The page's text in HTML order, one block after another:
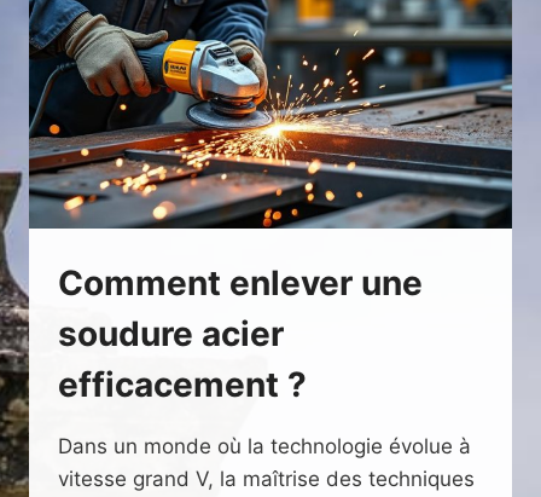
Comment enlever une
soudure acier
efficacement ?
Dans un monde où la technologie évolue à
vitesse grand V, la maîtrise des techniques